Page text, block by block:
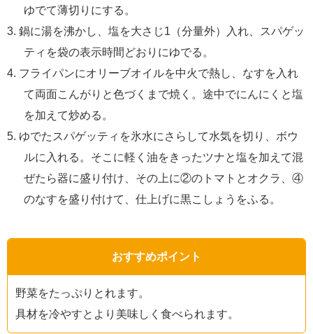
ゆでて薄切りにする。
鍋に湯を沸かし、塩を大さじ1（分量外）入れ、スパゲッ
ティを袋の表示時間どおりにゆでる。
フライパンにオリーブオイルを中火で熱し、なすを入れ
て両面こんがりと色づくまで焼く。途中でにんにくと塩
を加えて炒める。
ゆでたスパゲッティを氷水にさらして水気を切り、ボウ
ルに入れる。そこに軽く油をきったツナと塩を加えて混
ぜたら器に盛り付け、その上に②のトマトとオクラ、④
のなすを盛り付けて、仕上げに黒こしょうをふる。
おすすめポイント
野菜をたっぷりとれます。
具材を冷やすとより美味しく食べられます。